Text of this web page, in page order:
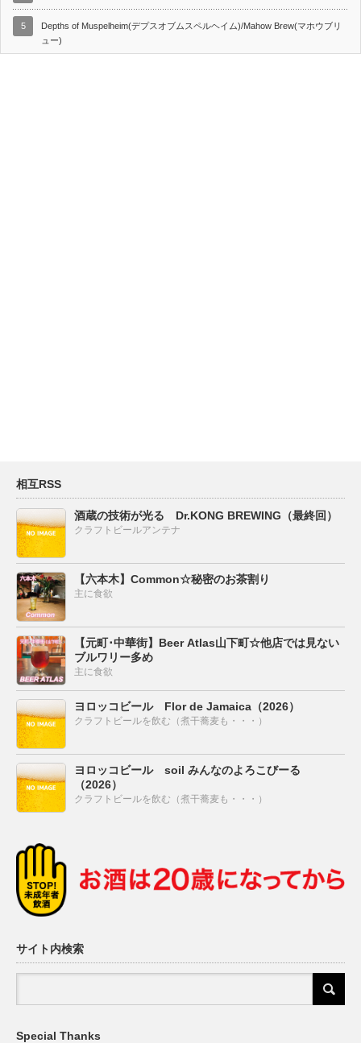
5
Depths of Muspelheim(デプスオブムスペルヘイム)/Mahow Brew(マホウブリ
ュー)
相互RSS
酒蔵の技術が光る Dr.KONG BREWING（最終回）
クラフトビールアンテナ
【六本木】Common☆秘密のお茶割り
主に食欲
【元町･中華街】Beer Atlas山下町☆他店では見ない
ブルワリー多め
主に食欲
ヨロッコビール Flor de Jamaica（2026）
クラフトビールを飲む（煮干蕎麦も・・・）
ヨロッコビール soil みんなのよろこびーる
（2026）
クラフトビールを飲む（煮干蕎麦も・・・）
サイト内検索
Special Thanks